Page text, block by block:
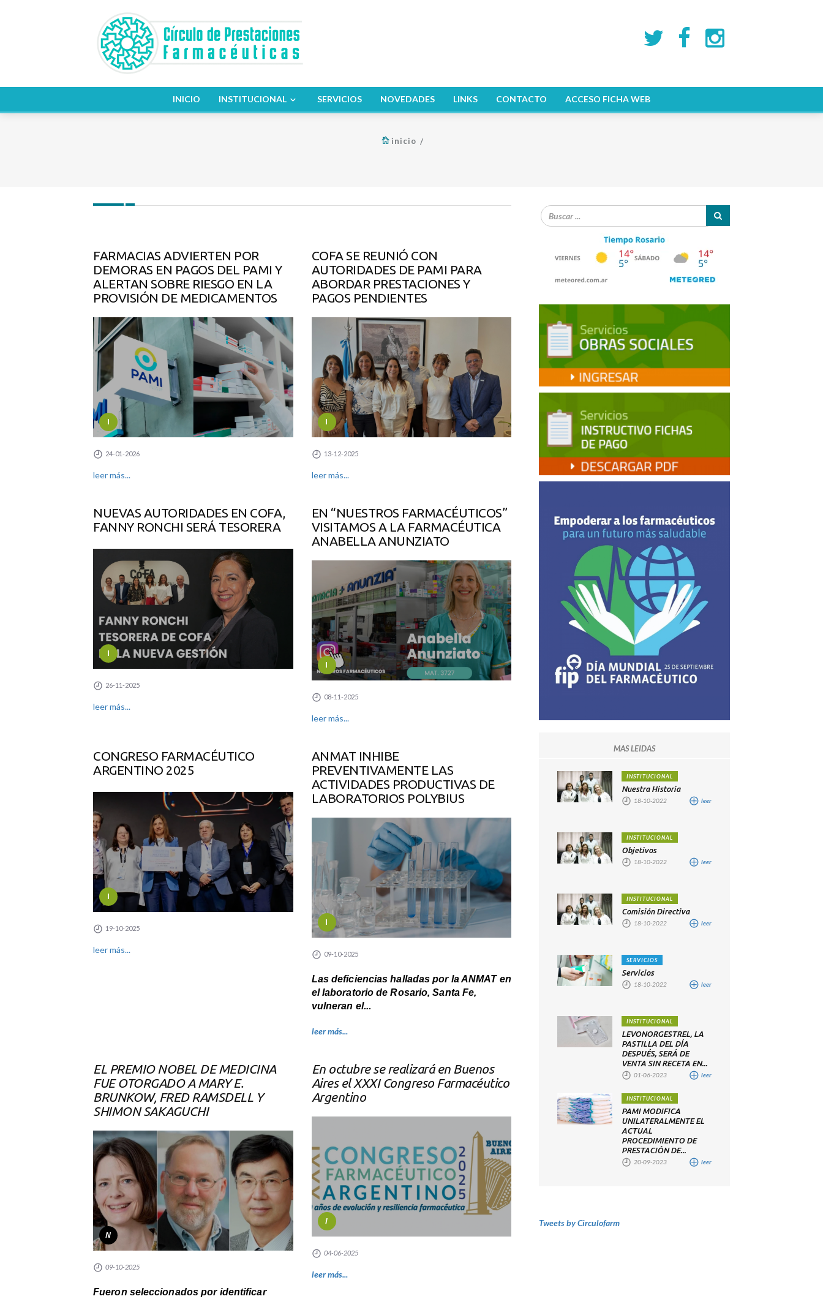
INICIO INSTITUCIONAL SERVICIOS NOVEDADES LINKS CONTACTO ACCESO FICHA WEB
inicio
FARMACIAS ADVIERTEN POR
DEMORAS EN PAGOS DEL PAMI Y
ALERTAN SOBRE RIESGO EN LA
PROVISIÓN DE MEDICAMENTOS
I
24-01-2026
leer más...
COFA SE REUNIÓ CON
AUTORIDADES DE PAMI PARA
ABORDAR PRESTACIONES Y
PAGOS PENDIENTES
I
13-12-2025
leer más...
NUEVAS AUTORIDADES EN COFA,
FANNY RONCHI SERÁ TESORERA
I
26-11-2025
leer más...
EN “NUESTROS FARMACÉUTICOS”
VISITAMOS A LA FARMACÉUTICA
ANABELLA ANUNZIATO
I
08-11-2025
leer más...
CONGRESO FARMACÉUTICO
ARGENTINO 2025
I
19-10-2025
leer más...
ANMAT INHIBE
PREVENTIVAMENTE LAS
ACTIVIDADES PRODUCTIVAS DE
LABORATORIOS POLYBIUS
I
09-10-2025
Las deficiencias halladas por la ANMAT en
el laboratorio de Rosario, Santa Fe,
vulneran el...
leer más...
EL PREMIO NOBEL DE MEDICINA
FUE OTORGADO A MARY E.
BRUNKOW, FRED RAMSDELL Y
SHIMON SAKAGUCHI
N
09-10-2025
Fueron seleccionados por identificar
En octubre se realizará en Buenos
Aires el XXXI Congreso Farmacéutico
Argentino
I
04-06-2025
leer más...
MAS LEIDAS
INSTITUCIONAL
Nuestra Historia
18-10-2022 leer
INSTITUCIONAL
Objetivos
18-10-2022 leer
INSTITUCIONAL
Comisión Directiva
18-10-2022 leer
SERVICIOS
Servicios
18-10-2022 leer
INSTITUCIONAL
LEVONORGESTREL, LA
PASTILLA DEL DÍA
DESPUÉS, SERÁ DE
VENTA SIN RECETA EN...
01-06-2023 leer
INSTITUCIONAL
PAMI MODIFICA
UNILATERALMENTE EL
ACTUAL
PROCEDIMIENTO DE
PRESTACIÓN DE...
20-09-2023 leer
Tweets by Circulofarm